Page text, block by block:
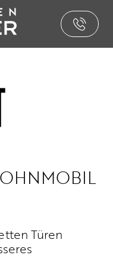
Türen